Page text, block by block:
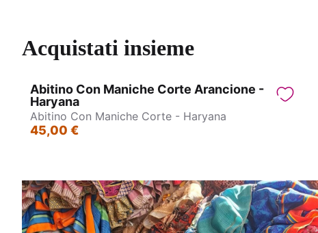
Acquistati insieme
Abitino Con Maniche Corte Arancione -
Haryana
Abitino Con Maniche Corte - Haryana
45,00 €